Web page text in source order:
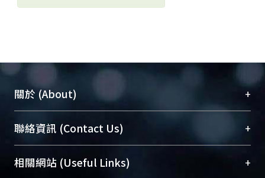
關於 (About) +
臺大位居世界頂尖大學之列，為永久珍藏及向國際
展現本校豐碩的研究成果及學術能量，圖書館整合
機構典藏（NTUR）與學術庫（AH）不同功能平
台，成為臺大學術典藏NTU scholars。期能整合研
聯絡資訊 (Contact Us) +
總館學科館員(Main Library)
相關網站 (Useful Links) +